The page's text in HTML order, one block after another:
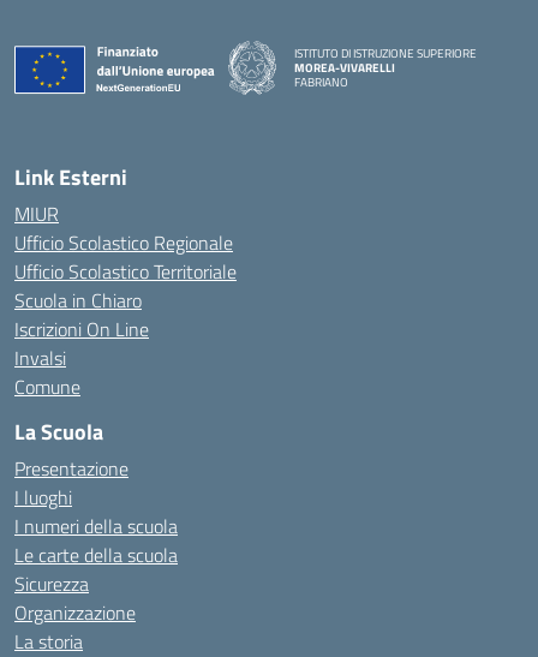
ISTITUTO DI ISTRUZIONE SUPERIORE
MOREA-VIVARELLI
FABRIANO
Link Esterni
MIUR
Ufficio Scolastico Regionale
Ufficio Scolastico Territoriale
Scuola in Chiaro
Iscrizioni On Line
Invalsi
Comune
La Scuola
Presentazione
I luoghi
I numeri della scuola
Le carte della scuola
Sicurezza
Organizzazione
La storia